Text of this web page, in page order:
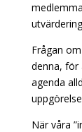
Frågan
denna, för
agenda
När våra